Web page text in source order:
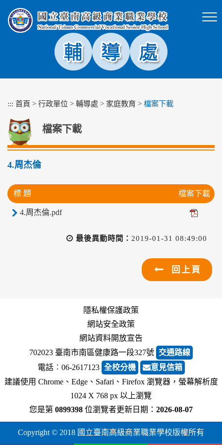
塊
::: 首頁 > 行政單位 > 輔導處 > 家庭教育 > 檔案下載
檔案下載
4.周杰倫
標 題 檔案下載
4.周杰倫.pdf
最後異動時間： 2019-01-31 08:49:00
回上頁
隱私權保護政策
網站安全政策
網站資料開放宣告
702023 臺南市南區健康路一段327號 交通路線
電話︰06-2617123 全校分機
意見信箱
建議使用 Chrome、Edge、Safari、Firefox 瀏覽器，螢幕解析度
1024 X 768 px 以上瀏覽
您是第 0899398 位瀏覽者更新日期： 2026-08-07
Copyright © 2018 國立臺南高級商業職業學校版權所有